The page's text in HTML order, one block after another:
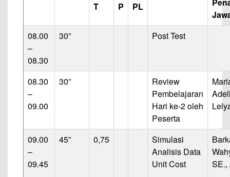
T P PL
08.00
–
08.30
30” Post Test
08.30
–
09.00
30”
Review
Pembelajaran
Hari ke-2 oleh
Peserta
09.00
–
09.45
45” 0,75
Simulasi
Analisis Data
Unit Cost
SE.,